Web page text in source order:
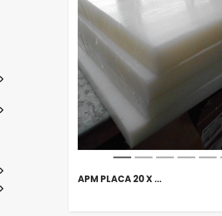
APM PLACA 20 X …